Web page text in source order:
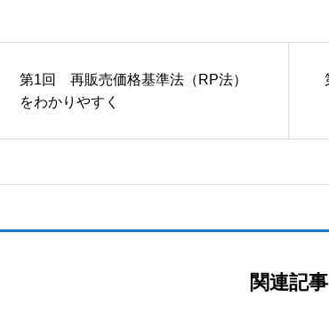
第1回 再販売価格基準法（RP法）
をわかりやすく
関連記事